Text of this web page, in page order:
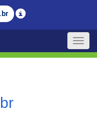
Legislação
Toggle